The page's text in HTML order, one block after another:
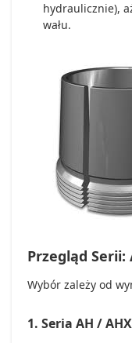
hydraulicznie),
wału.
Przegląd Serii:
Wybór zależy od
1. Seria AH /